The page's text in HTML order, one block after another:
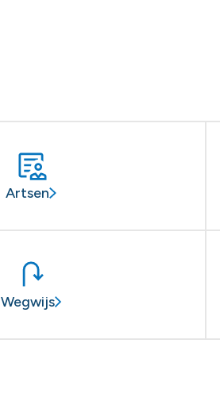
Artsen
Wegwijs